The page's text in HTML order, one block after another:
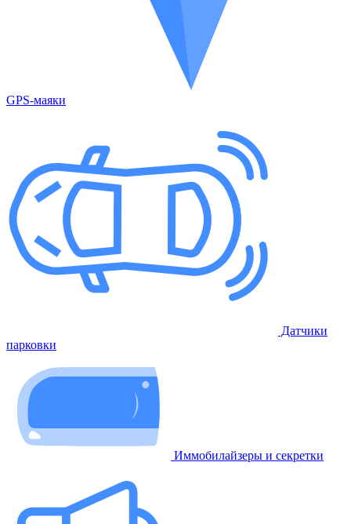
GPS-маяки
Датчики
парковки
Иммобилайзеры и секретки